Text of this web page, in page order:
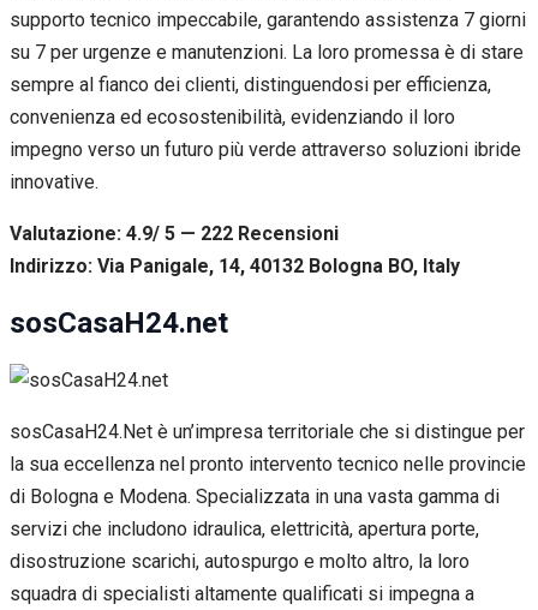
supporto tecnico impeccabile, garantendo assistenza 7 giorni
su 7 per urgenze e manutenzioni. La loro promessa è di stare
sempre al fianco dei clienti, distinguendosi per efficienza,
convenienza ed ecosostenibilità, evidenziando il loro
impegno verso un futuro più verde attraverso soluzioni ibride
innovative.
Valutazione: 4.9/ 5 — 222 Recensioni
Indirizzo: Via Panigale, 14, 40132 Bologna BO, Italy
sosCasaH24.net
sosCasaH24.Net è un’impresa territoriale che si distingue per
la sua eccellenza nel pronto intervento tecnico nelle provincie
di Bologna e Modena. Specializzata in una vasta gamma di
servizi che includono idraulica, elettricità, apertura porte,
disostruzione scarichi, autospurgo e molto altro, la loro
squadra di specialisti altamente qualificati si impegna a